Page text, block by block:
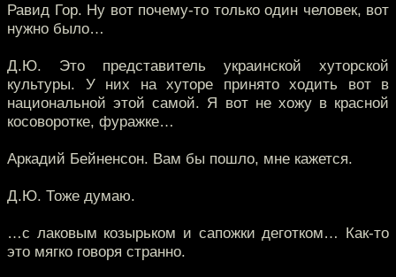
Равид Гор. Ну вот почему-то только один человек, вот
нужно было…
Д.Ю. Это представитель украинской хуторской
культуры. У них на хуторе принято ходить вот в
национальной этой самой. Я вот не хожу в красной
косоворотке, фуражке…
Аркадий Бейненсон. Вам бы пошло, мне кажется.
Д.Ю. Тоже думаю.
…с лаковым козырьком и сапожки деготком… Как-то
это мягко говоря странно.